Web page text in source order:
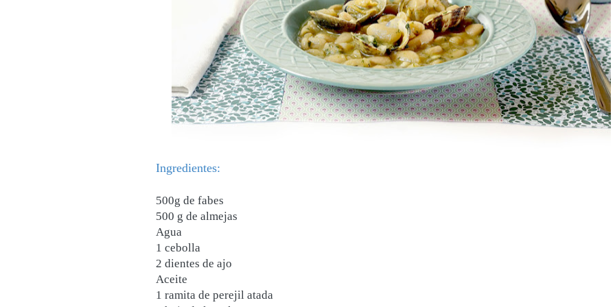
Ingredientes:
500g de fabes
500 g de almejas
Agua
1 cebolla
2 dientes de ajo
Aceite
1 ramita de perejil atada